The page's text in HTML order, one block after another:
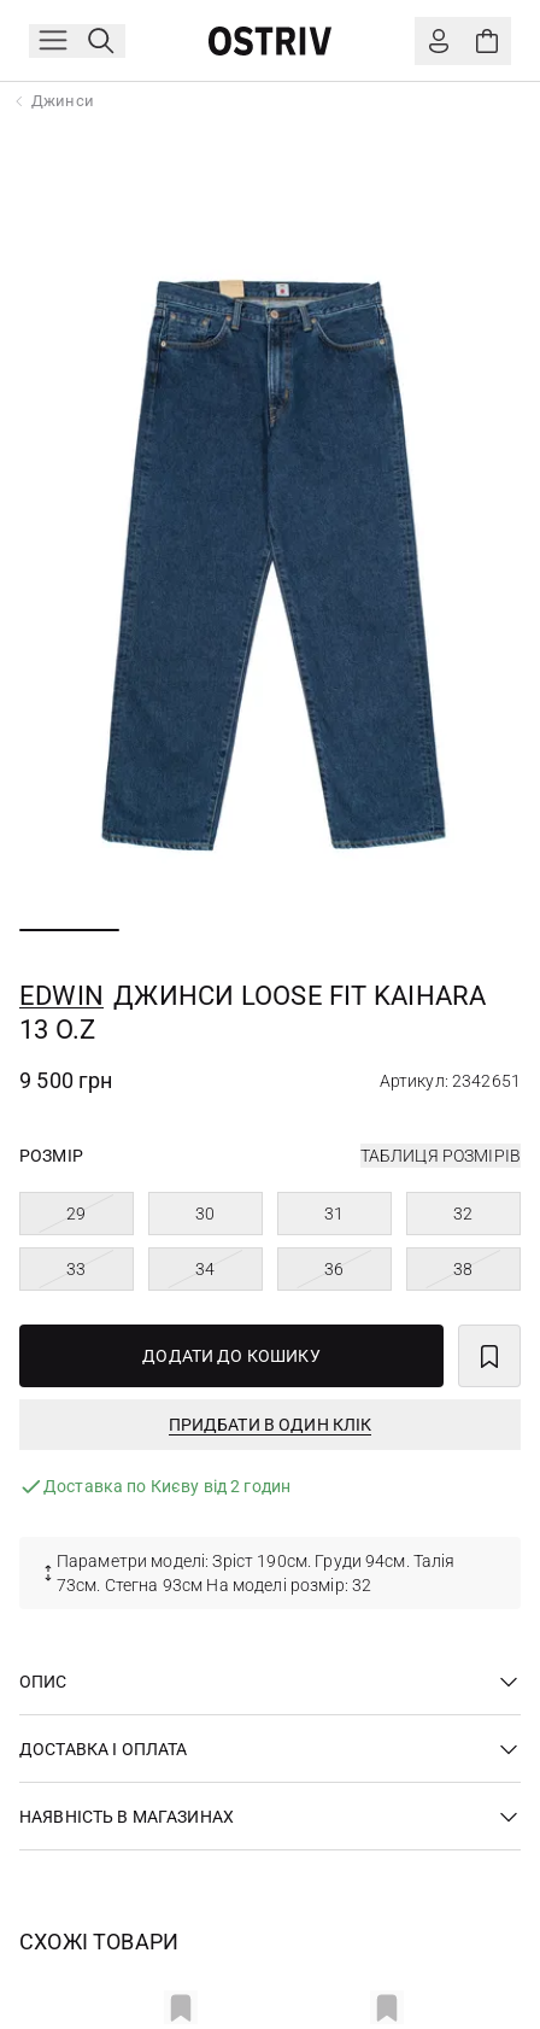
Джинси
EDWIN ДЖИНСИ LOOSE FIT KAIHARA
13 O.Z
9 500 грн Артикул: 2342651
РОЗМІР ТАБЛИЦЯ РОЗМІРІВ
29 30 31 32
33 34 36 38
ДОДАТИ ДО КОШИКУ
ПРИДБАТИ В ОДИН КЛІК
Доставка по Києву від 2 годин
Параметри моделі: Зріст 190см. Груди 94см. Талія
73см. Стегна 93см На моделі розмір: 32
ОПИС
ДОСТАВКА І ОПЛАТА
НАЯВНІСТЬ В МАГАЗИНАХ
СХОЖІ ТОВАРИ